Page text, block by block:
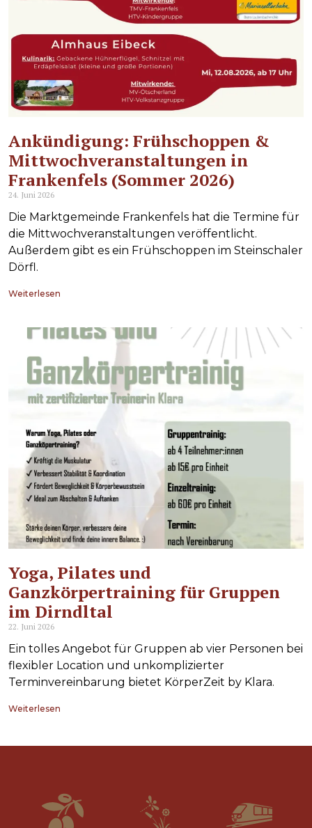
Ankündigung: Frühschoppen &
Mittwochveranstaltungen in
Frankenfels (Sommer 2026)
24. Juni 2026
Die Marktgemeinde Frankenfels hat die Termine für
die Mittwochveranstaltungen veröffentlicht.
Außerdem gibt es ein Frühschoppen im Steinschaler
Dörfl.
Weiterlesen
Yoga, Pilates und
Ganzkörpertraining für Gruppen
im Dirndltal
22. Juni 2026
Ein tolles Angebot für Gruppen ab vier Personen bei
flexibler Location und unkomplizierter
Terminvereinbarung bietet KörperZeit by Klara.
Weiterlesen